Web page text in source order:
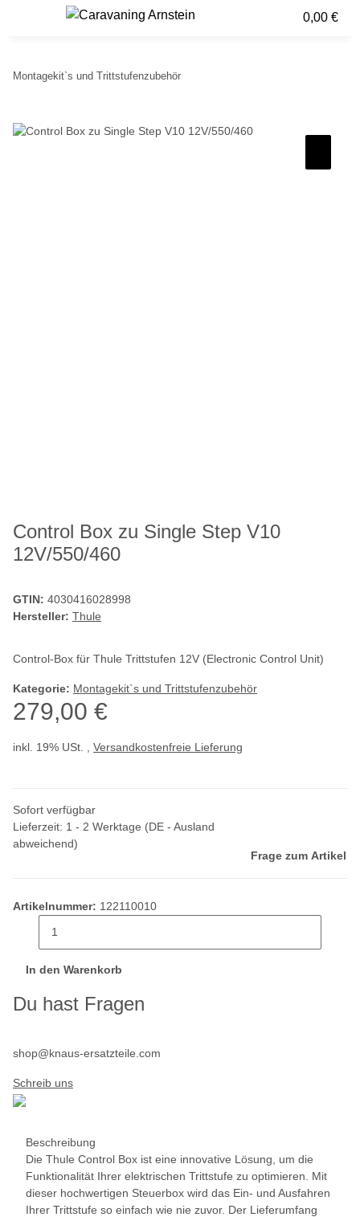
0,00 €
Montagekit`s und Trittstufenzubehör
Control Box zu Single Step V10
12V/550/460
GTIN: 4030416028998
Hersteller: Thule
Control-Box für Thule Trittstufen 12V (Electronic Control Unit)
Kategorie: Montagekit`s und Trittstufenzubehör
279,00 €
inkl. 19% USt. , Versandkostenfreie Lieferung
Sofort verfügbar
Lieferzeit: 1 - 2 Werktage (DE - Ausland
abweichend)
Frage zum Artikel
Artikelnummer: 122110010
In den Warenkorb
Du hast Fragen
shop@knaus-ersatzteile.com
Schreib uns
Beschreibung
Die Thule Control Box ist eine innovative Lösung, um die
Funktionalität Ihrer elektrischen Trittstufe zu optimieren. Mit
dieser hochwertigen Steuerbox wird das Ein- und Ausfahren
Ihrer Trittstufe so einfach wie nie zuvor. Der Lieferumfang